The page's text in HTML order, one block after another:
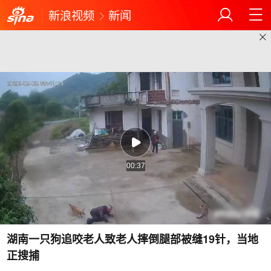
新浪视频 新闻
00:37
湖南一只狗追咬老人致老人摔倒腿部被缝19针，当地
正搜捕